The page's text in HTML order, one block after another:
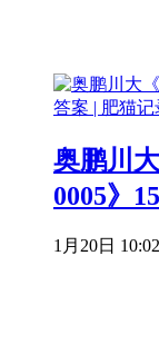
奥鹏川
0005》
1月20日 10:02